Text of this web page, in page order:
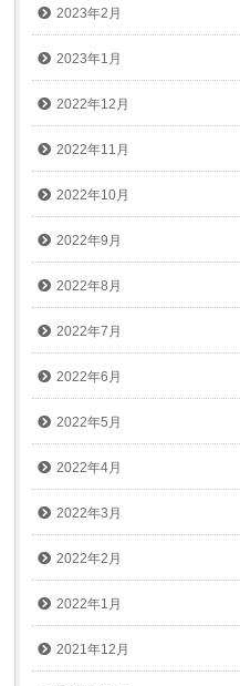
2023年2月
2023年1月
2022年12月
2022年11月
2022年10月
2022年9月
2022年8月
2022年7月
2022年6月
2022年5月
2022年4月
2022年3月
2022年2月
2022年1月
2021年12月